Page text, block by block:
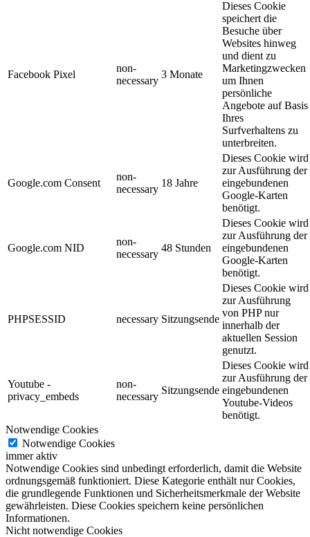
Facebook Pixel
non-
necessary
3 Monate
Dieses Cookie
speichert die
Besuche über
Websites hinweg
und dient zu
Marketingzwecken
um Ihnen
persönliche
Angebote auf Basis
Ihres
Surfverhaltens zu
unterbreiten.
Google.com Consent
non-
necessary
18 Jahre
Dieses Cookie wird
zur Ausführung der
eingebundenen
Google-Karten
benötigt.
Google.com NID
non-
necessary
48 Stunden
Dieses Cookie wird
zur Ausführung der
eingebundenen
Google-Karten
benötigt.
PHPSESSID necessary Sitzungsende
Dieses Cookie wird
zur Ausführung
von PHP nur
innerhalb der
aktuellen Session
genutzt.
Youtube -
privacy_embeds
non-
necessary
Sitzungsende
Dieses Cookie wird
zur Ausführung der
eingebundenen
Youtube-Videos
benötigt.
Notwendige Cookies
Notwendige Cookies
immer aktiv
Notwendige Cookies sind unbedingt erforderlich, damit die Website
ordnungsgemäß funktioniert. Diese Kategorie enthält nur Cookies,
die grundlegende Funktionen und Sicherheitsmerkmale der Website
gewährleisten. Diese Cookies speichern keine persönlichen
Informationen.
Nicht notwendige Cookies